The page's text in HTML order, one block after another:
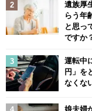
遺族厚
らう年
と思っ
ですか
運転中
円」を
なくな
娘夫婦